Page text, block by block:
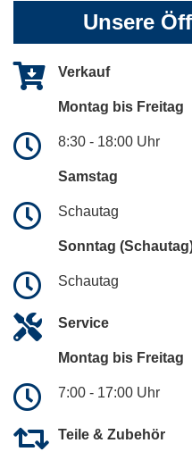
Unsere
Verkauf
Montag bis Freitag
8:30 - 18:00 Uhr
Samstag
Schautag
Sonntag
Schautag
Service
Montag bis Freitag
7:00 - 17:00 Uhr
Teile & Zubehör